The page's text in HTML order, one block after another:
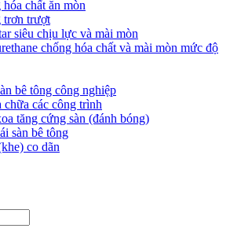
hóa chất ăn mòn
trơn trượt
siêu chịu lực và mài mòn
chống hóa chất và mài mòn mức độ
bê tông công nghiệp
chữa các công trình
tăng cứng sàn (đánh bóng)
sàn bê tông
co dãn